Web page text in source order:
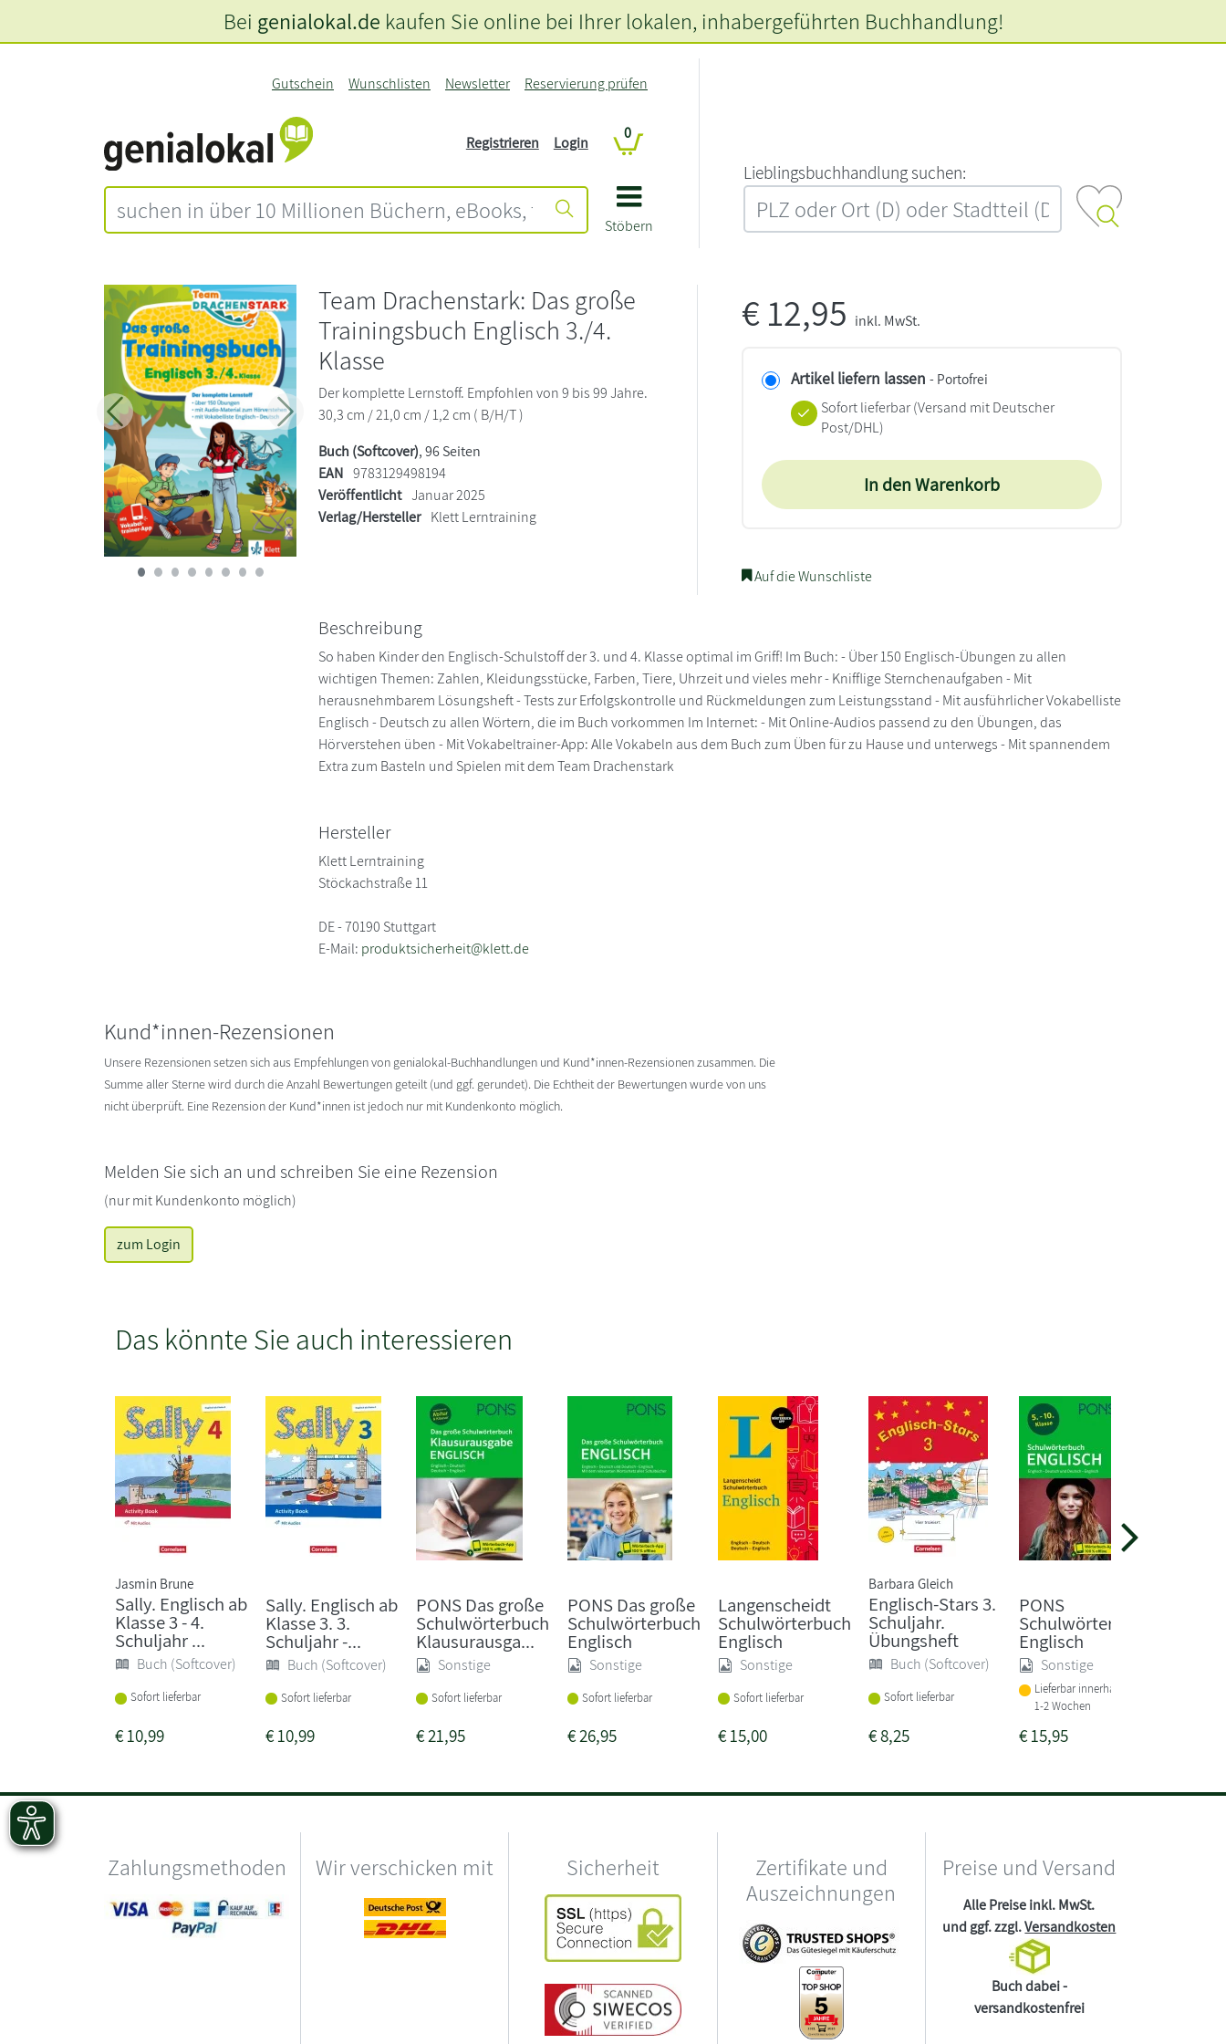
Stöbern
Gutschein Wunschlisten Newsletter Reservierung prüfen
Registrieren Login
0
L‍i‍e‍b‍l‍i‍n‍g‍s‍b‍u‍c‍h‍h‍a‍n‍d‍l‍u‍n‍g‍ ‍s‍u‍c‍h‍e‍n‍:‍
Bei genialokal.de kaufen Sie online bei Ihrer lokalen, inhabergeführten Buchhandlung!
Zurück Weiter
Team Drachenstark: Das große
Trainingsbuch Englisch 3./4.
Klasse
Der komplette Lernstoff. Empfohlen von 9 bis 99 Jahre.
30,3 cm / 21,0 cm / 1,2 cm ( B/H/T )
Buch (Softcover), 96 Seiten
EAN 9783129498194
Veröffentlicht Januar 2025
Verlag/Hersteller Klett Lerntraining
€12,95 inkl. MwSt.
Artikel liefern lassen - Portofrei
Sofort lieferbar(Versand mit Deutscher
Post/DHL)
In den Warenkorb
Auf die Wunschliste
Beschreibung
So haben Kinder den Englisch-Schulstoff der 3. und 4. Klasse optimal im Griff! Im Buch: - Über 150 Englisch-Übungen zu allen
wichtigen Themen: Zahlen, Kleidungsstücke, Farben, Tiere, Uhrzeit und vieles mehr - Knifflige Sternchenaufgaben - Mit
herausnehmbarem Lösungsheft - Tests zur Erfolgskontrolle und Rückmeldungen zum Leistungsstand - Mit ausführlicher Vokabelliste
Englisch - Deutsch zu allen Wörtern, die im Buch vorkommen Im Internet: - Mit Online-Audios passend zu den Übungen, das
Hörverstehen üben - Mit Vokabeltrainer-App: Alle Vokabeln aus dem Buch zum Üben für zu Hause und unterwegs - Mit spannendem
Extra zum Basteln und Spielen mit dem Team Drachenstark
Hersteller
Klett Lerntraining
Stöckachstraße 11
DE - 70190 Stuttgart
E-Mail: produktsicherheit@klett.de
Kund*innen-Rezensionen
Unsere Rezensionen setzen sich aus Empfehlungen von genialokal-Buchhandlungen und Kund*innen-Rezensionen zusammen. Die
Summe aller Sterne wird durch die Anzahl Bewertungen geteilt (und ggf. gerundet). Die Echtheit der Bewertungen wurde von uns
nicht überprüft. Eine Rezension der Kund*innen ist jedoch nur mit Kundenkonto möglich.
Melden Sie sich an und schreiben Sie eine Rezension
(nur mit Kundenkonto möglich)
zum Login
Das könnte Sie auch interessieren
Jasmin Brune
Sally. Englisch ab
Klasse 3 - 4.
Schuljahr ...
Buch (Softcover)
Sofort lieferbar
€10,99
Sally. Englisch ab
Klasse 3. 3.
Schuljahr -...
Buch (Softcover)
Sofort lieferbar
€10,99
PONS Das große
Schulwörterbuch
Klausurausga...
Sonstige
Sofort lieferbar
€21,95
PONS Das große
Schulwörterbuch
Englisch
Sonstige
Sofort lieferbar
€26,95
Langenscheidt
Schulwörterbuch
Englisch
Sonstige
Sofort lieferbar
€15,00
Barbara Gleich
Englisch-Stars 3.
Schuljahr.
Übungsheft
Buch (Softcover)
Sofort lieferbar
€8,25
PONS
Schulwörterbuch
Englisch
Sonstige
Lieferbar innerhalb von
1-2 Wochen
€15,95
Zahlungsmethoden Wir verschicken mit Sicherheit
Zertifikate und
Auszeichnungen
Preise und Versand
Alle Preise inkl. MwSt.
und ggf. zzgl.Versandkosten
Buch dabei -
versandkostenfrei